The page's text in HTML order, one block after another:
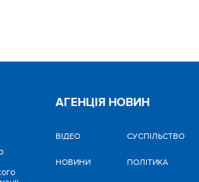
АГЕНЦІЯ НОВИН
ВІДЕО
НОВИНИ
CУСПІЛЬСТВО
ПОЛІТИКА